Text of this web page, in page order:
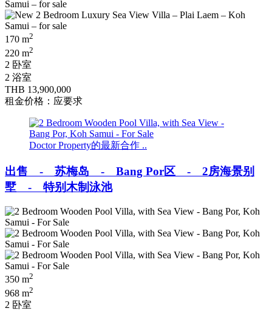
170 m2
220 m2
2 卧室
2 浴室
THB 13,900,000
租金价格：应要求
Doctor Property的最新合作 ..
出售 - 苏梅岛 - Bang Por区 - 2房海景别
墅 - 特别木制泳池
350 m2
968 m2
2 卧室